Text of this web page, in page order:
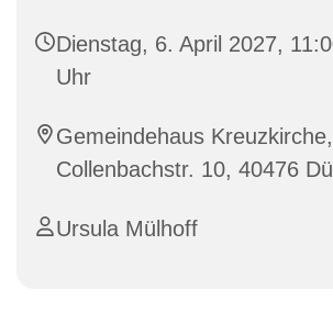
Dienstag, 6. April 2027,
Uhr
Gemeindehaus Kreuzkirche,
Collenbachstr. 10, 40476
Ursula Mülhoff